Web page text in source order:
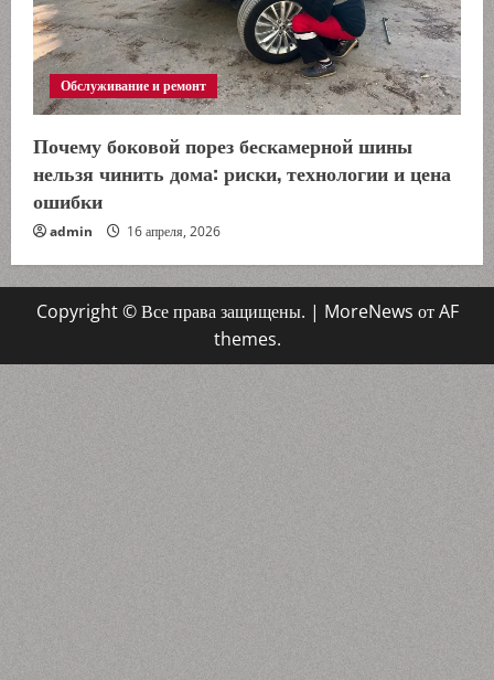
Обслуживание и ремонт
Почему боковой порез бескамерной шины
нельзя чинить дома: риски, технологии и цена
ошибки
admin 16 апреля, 2026
Copyright © Все права защищены. | MoreNews от AF
themes.